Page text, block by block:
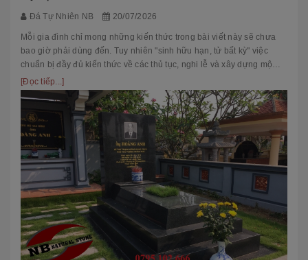
Đá Tự Nhiên NB 20/07/2026
Mỗi gia đình chỉ mong những kiến thức trong bài viết này sẽ chưa
bao giờ phải dùng đến. Tuy nhiên "sinh hữu hạn, tử bất kỳ" việc
chuẩn bị đầy đủ kiến thức về các thủ tục, nghi lễ và xây dựng mộ
phầ...
[Đọc tiếp...]